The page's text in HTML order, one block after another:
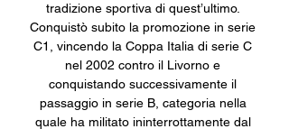
tradizione sportiva di quest’ultimo.
Conquistò subito la promozione in serie
C1, vincendo la Coppa Italia di serie C
nel 2002 contro il Livorno e
conquistando successivamente il
passaggio in serie B, categoria nella
quale ha militato ininterrottamente dal